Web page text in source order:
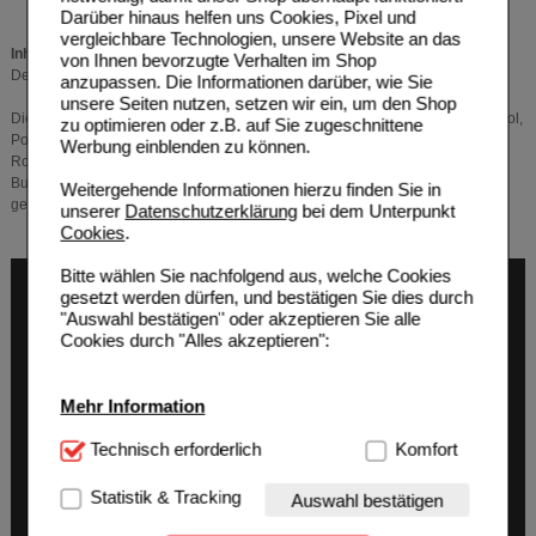
Darüber hinaus helfen uns Cookies, Pixel und
vergleichbare Technologien, unsere Website an das
von Ihnen bevorzugte Verhalten im Shop
anzupassen. Die Informationen darüber, wie Sie
unsere Seiten nutzen, setzen wir ein, um den Shop
zu optimieren oder z.B. auf Sie zugeschnittene
Werbung einblenden zu können.
Weitergehende Informationen hierzu finden Sie in
unserer Datenschutzerklärungbei dem Unterpunkt
Cookies.
Bitte wählen Sie nachfolgend aus, welche Cookies
gesetzt werden dürfen, und bestätigen Sie dies durch
"Auswahl bestätigen" oder akzeptieren Sie alle
Cookies durch "Alles akzeptieren":
Mehr Information
Technisch Notwendig:Hierbei handelt es sich um
Website notwendig sind (z.B. Navigation, Warenkorb,
Kundenkonto), weshalb auf diese nicht verzichtet
Technisch erforderlich Komfort
Statistik & Tracking Auswahl bestätigen
Inhaltsstoffe:
Der Wirkstoff ist Nicotin. Ein Sprühstoß setzt 1 mg Nicotin frei.
Die sonstigen Bestandteile sind: Propylenglycol (E1520), Ethanol, Trometamol,
Poloxamer 407, Glycerol (E422), Natriumhydrogencarbonat, Levomenthol,
Rote-Früchte-Aroma, Frische-Aroma, Sucralose, Acesulfam-Kalium,
Butylhydroxytoluol (E321), Salzsäure 10 % (zur pH-Wert-Einstellung) und
gereinigtes Wasser.